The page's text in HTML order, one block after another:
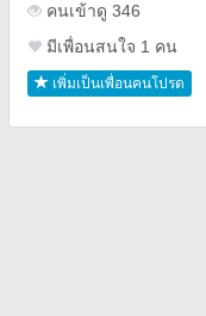
คนเข้าดู 346
มีเพื่อนสนใจ 1 คน
เพิ่มเป็นเพื่อนคนโปรด